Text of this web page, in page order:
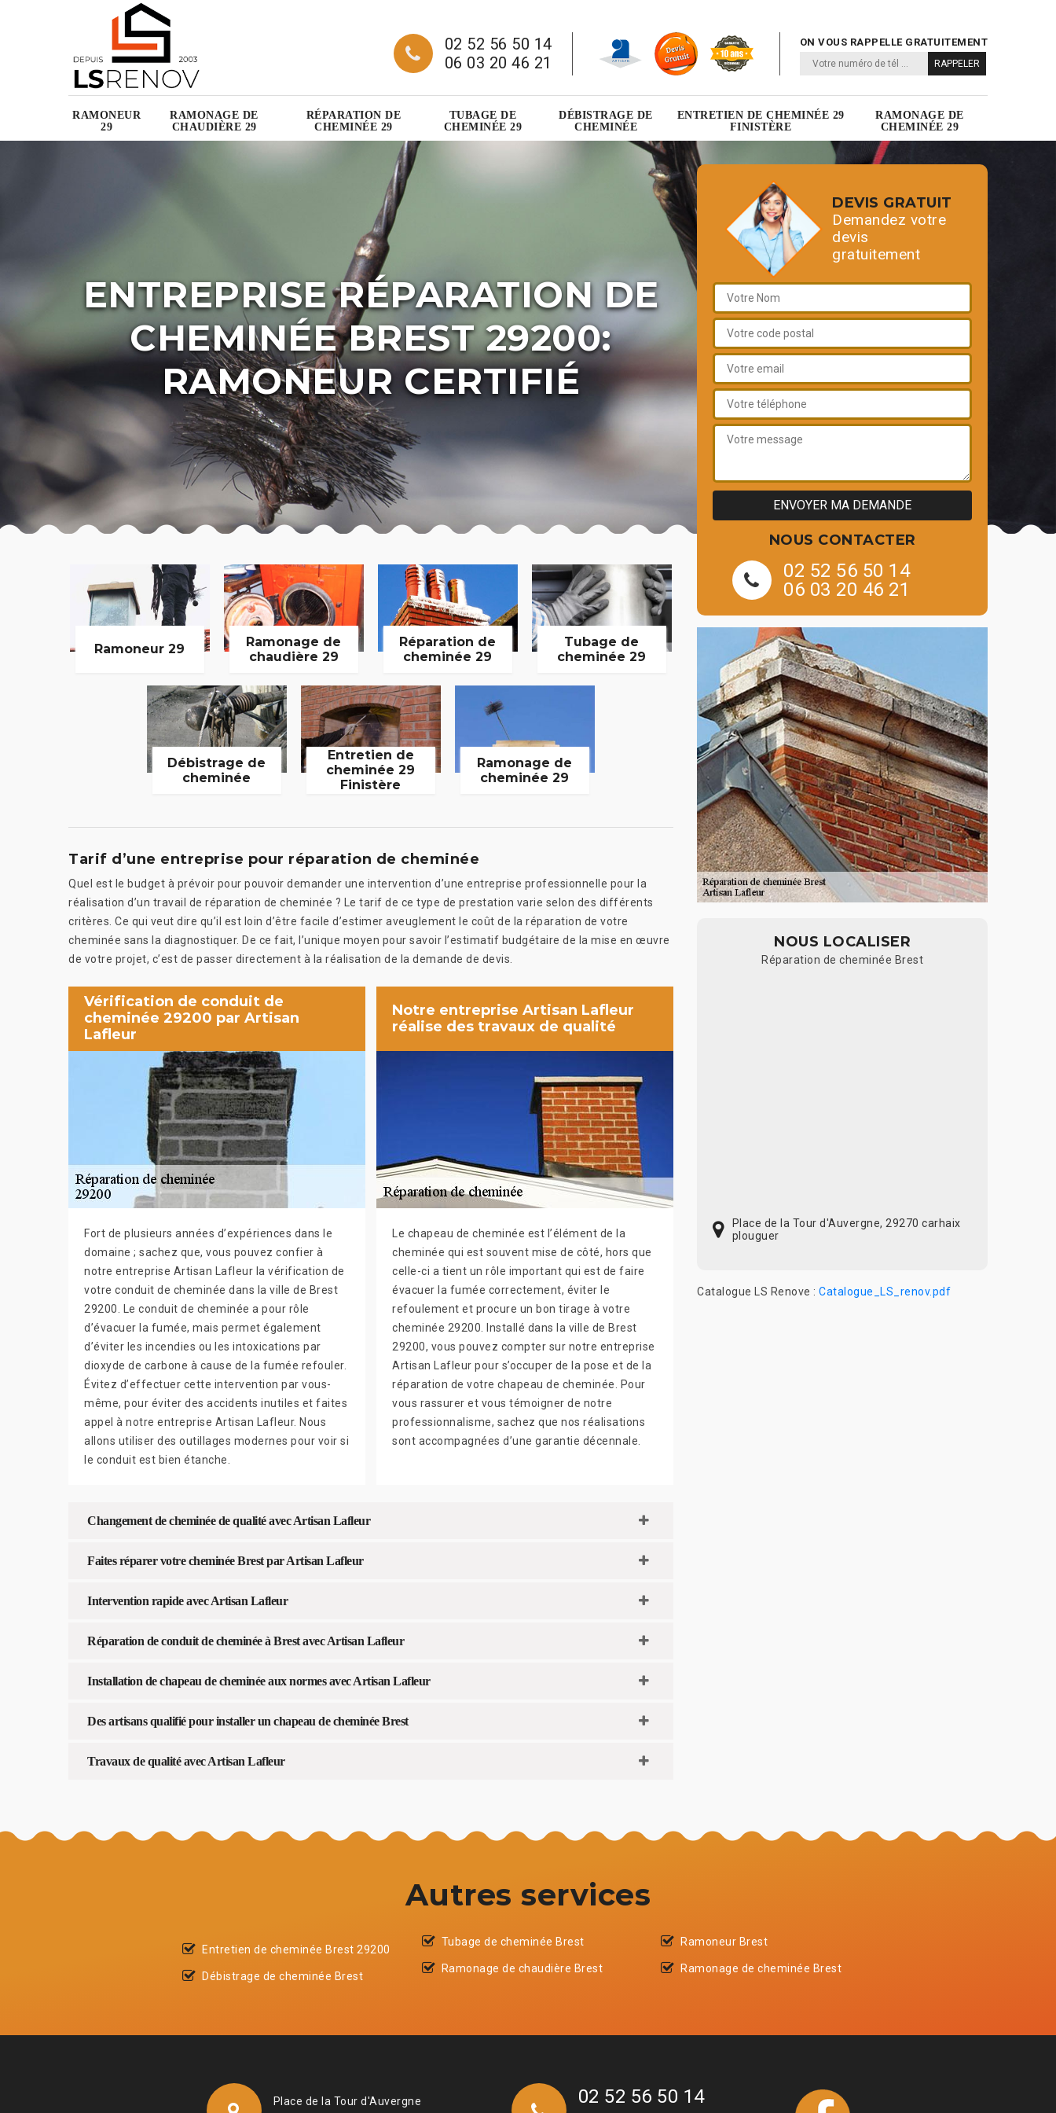
02 52 56 50 14
06 03 20 46 21
ON VOUS RAPPELLE GRATUITEMENT
RAMONEUR
29
RAMONAGE DE
CHAUDIÈRE 29
RÉPARATION DE
CHEMINÉE 29
TUBAGE DE
CHEMINÉE 29
DÉBISTRAGE DE
CHEMINÉE
ENTRETIEN DE CHEMINÉE 29
FINISTÈRE
RAMONAGE DE
CHEMINÉE 29
ENTREPRISE RÉPARATION DE
CHEMINÉE BREST 29200:
RAMONEUR CERTIFIÉ
Ramoneur 29
Ramonage de
chaudière 29
Réparation de
cheminée 29
Tubage de
cheminée 29
Débistrage de
cheminée
Entretien de
cheminée 29
Finistère
Ramonage de
cheminée 29
Tarif d’une entreprise pour réparation de cheminée
Quel est le budget à prévoir pour pouvoir demander une intervention d’une entreprise professionnelle pour la
réalisation d’un travail de réparation de cheminée ? Le tarif de ce type de prestation varie selon des différents
critères. Ce qui veut dire qu’il est loin d’être facile d’estimer aveuglement le coût de la réparation de votre
cheminée sans la diagnostiquer. De ce fait, l’unique moyen pour savoir l’estimatif budgétaire de la mise en œuvre
de votre projet, c’est de passer directement à la réalisation de la demande de devis.
Vérification de conduit de
cheminée 29200 par Artisan
Lafleur
Fort de plusieurs années d’expériences dans le
domaine ; sachez que, vous pouvez confier à
notre entreprise Artisan Lafleur la vérification de
votre conduit de cheminée dans la ville de Brest
29200. Le conduit de cheminée a pour rôle
d’évacuer la fumée, mais permet également
d’éviter les incendies ou les intoxications par
dioxyde de carbone à cause de la fumée refouler.
Évitez d’effectuer cette intervention par vous-
même, pour éviter des accidents inutiles et faites
appel à notre entreprise Artisan Lafleur. Nous
allons utiliser des outillages modernes pour voir si
le conduit est bien étanche.
Notre entreprise Artisan Lafleur
réalise des travaux de qualité
Le chapeau de cheminée est l’élément de la
cheminée qui est souvent mise de côté, hors que
celle-ci a tient un rôle important qui est de faire
évacuer la fumée correctement, éviter le
refoulement et procure un bon tirage à votre
cheminée 29200. Installé dans la ville de Brest
29200, vous pouvez compter sur notre entreprise
Artisan Lafleur pour s’occuper de la pose et de la
réparation de votre chapeau de cheminée. Pour
vous rassurer et vous témoigner de notre
professionnalisme, sachez que nos réalisations
sont accompagnées d’une garantie décennale.
Changement de cheminée de qualité avec Artisan Lafleur
Faites réparer votre cheminée Brest par Artisan Lafleur
Intervention rapide avec Artisan Lafleur
Réparation de conduit de cheminée à Brest avec Artisan Lafleur
Installation de chapeau de cheminée aux normes avec Artisan Lafleur
Des artisans qualifié pour installer un chapeau de cheminée Brest
Travaux de qualité avec Artisan Lafleur
DEVIS GRATUIT
Demandez votre
devis
gratuitement
NOUS CONTACTER
02 52 56 50 14
06 03 20 46 21
NOUS LOCALISER
Réparation de cheminée Brest
Place de la Tour d'Auvergne, 29270 carhaix
plouguer
Catalogue LS Renove : Catalogue_LS_renov.pdf
Autres services
Entretien de cheminée Brest 29200
Débistrage de cheminée Brest
Tubage de cheminée Brest
Ramonage de chaudière Brest
Ramoneur Brest
Ramonage de cheminée Brest
Place de la Tour d'Auvergne 02 52 56 50 14